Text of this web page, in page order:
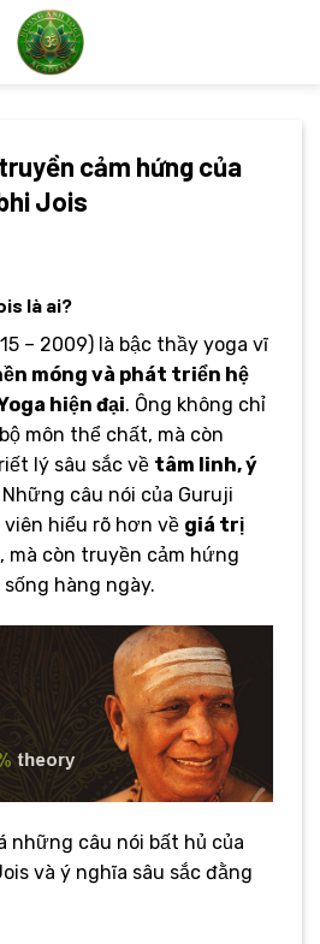
cảm hứng của
Jois
là ai?
– 2009) là bậc thầy yoga vĩ
móng và phát triển hệ
hiện đại. Ông không chỉ
môn thể chất, mà còn
lý sâu sắc về tâm linh, ý
Những câu nói của Guruji
hiểu rõ hơn về giá trị
, mà còn truyền cảm hứng
hàng ngày.
những câu nói bất hủ của
và ý nghĩa sâu sắc đằng